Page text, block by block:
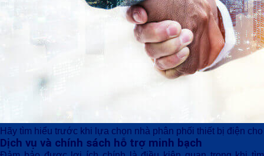
Hãy tìm hiểu trước khi lựa chọn nhà phân phối thiết bị điện
Dịch vụ và chính sách hỗ trợ minh bạch